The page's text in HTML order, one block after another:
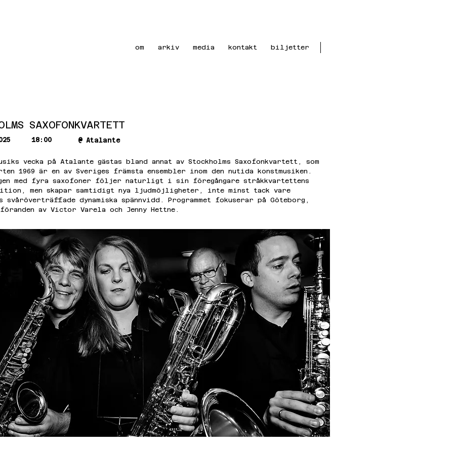
om arkiv media kontakt biljetter
SAXOFONKVARTETT
18:00 @ Atalante
vecka på Atalante gästas bland annat av Stockholms Saxofonkvartett, som
1969 är en av Sveriges främsta ensembler inom den nutida konstmusiken.
med fyra saxofoner följer naturligt i sin föregångare stråkkvartettens
men skapar samtidigt nya ljudmöjligheter, inte minst tack vare
svåröverträffade dynamiska spännvidd. Programmet fokuserar på Göteborg,
av Victor Varela och Jenny Hettne.